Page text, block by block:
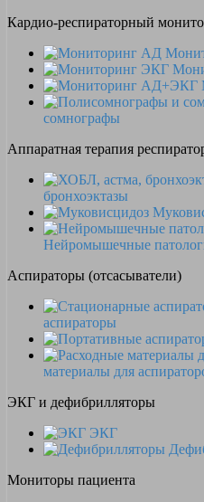
Кардио-респираторный
сомнографы
Аппаратная терапия
бронхоэктазы
Нейромышечные
Аспираторы (отсасыватели)
аспираторы
материалы для
ЭКГ и дефибрилляторы
ЭКГ
Мониторы пациента